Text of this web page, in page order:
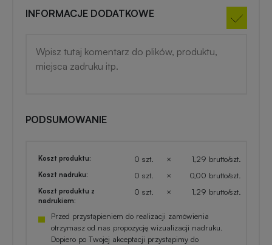
INFORMACJE DODATKOWE
PODSUMOWANIE
Koszt produktu: 0 szt. × 1,29 brutto/szt.
Koszt nadruku: 0 szt. × 0,00 brutto/szt.
Koszt produktu z
nadrukiem:
0 szt. × 1,29 brutto/szt.
Przed przystąpieniem do realizacji zamówienia
otrzymasz od nas propozycję wizualizacji nadruku.
Dopiero po Twojej akceptacji przystąpimy do